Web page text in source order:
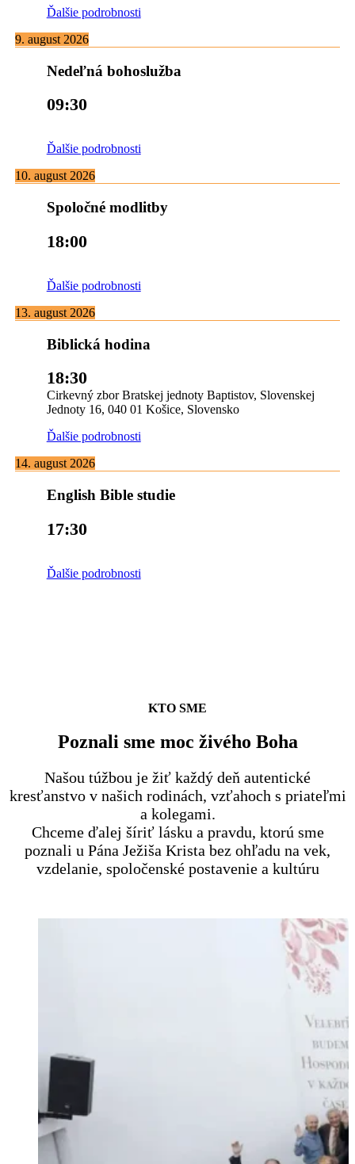
Ďalšie podrobnosti
9. august 2026
Nedeľná bohoslužba
09:30
Ďalšie podrobnosti
10. august 2026
Spoločné modlitby
18:00
Ďalšie podrobnosti
13. august 2026
Biblická hodina
18:30
Cirkevný zbor Bratskej jednoty Baptistov, Slovenskej
Jednoty 16, 040 01 Košice, Slovensko
Ďalšie podrobnosti
14. august 2026
English Bible studie
17:30
Ďalšie podrobnosti
KTO SME
Poznali sme moc živého Boha
Našou túžbou je žiť každý deň autentické
kresťanstvo v našich rodinách, vzťahoch s priateľmi
a kolegami.
Chceme ďalej šíriť lásku a pravdu, ktorú sme
poznali u Pána Ježiša Krista bez ohľadu na vek,
vzdelanie, spoločenské postavenie a kultúru